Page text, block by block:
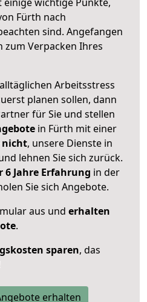
Fürth nach
sind. Angefangen
zum Verpacken Ihres
Arbeitsstress
planen sollen, dann
für Sie und stellen
in Fürth mit einer
nicht, unsere Dienste in
lehnen Sie sich zurück.
6 Jahre Erfahrung in der
Sie sich Angebote.
aus und erhalten
.
sparen, das
erhalten